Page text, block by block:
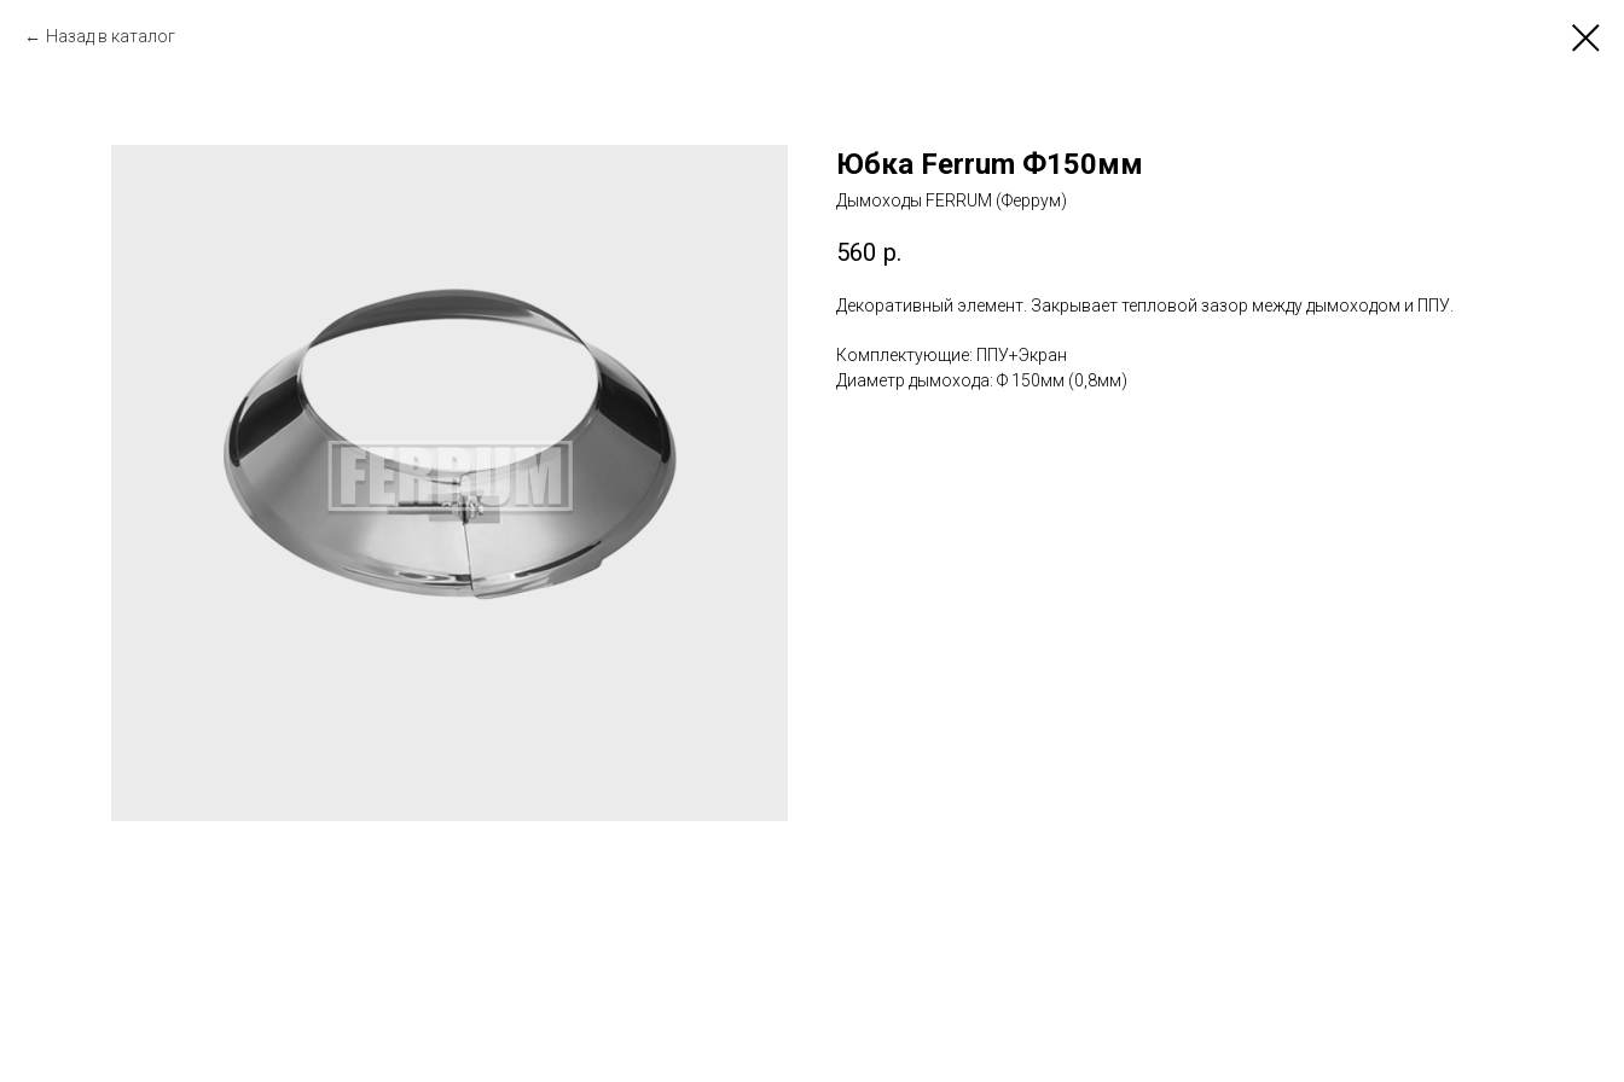
Назад в каталог
Юбка Ferrum Ф150мм
Дымоходы FERRUM (Феррум)
560 р.
Декоративный элемент. Закрывает тепловой зазор между дымоходом и ППУ.
Комплектующие: ППУ+Экран
Диаметр дымохода: Ф 150мм (0,8мм)